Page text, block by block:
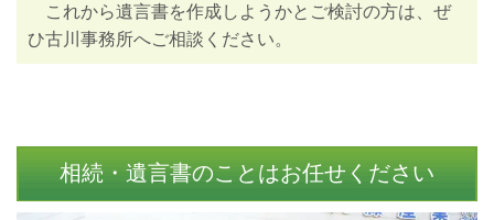
これから遺言書を作成しようかとご検討の方は、ぜ
ひ古川事務所へご相談ください。
相続・遺言書のことはお任せください